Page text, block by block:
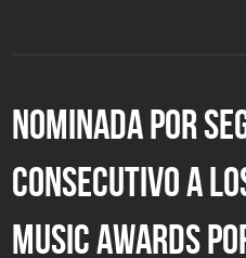
NOMINADA POR
CONSECUTIVO A
MUSIC AWARDS